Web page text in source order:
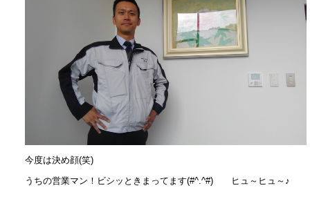
今度は決め顔(笑)
うちの営業マン！ビシッときまってます(#^.^#) ヒュ～ヒュ～♪